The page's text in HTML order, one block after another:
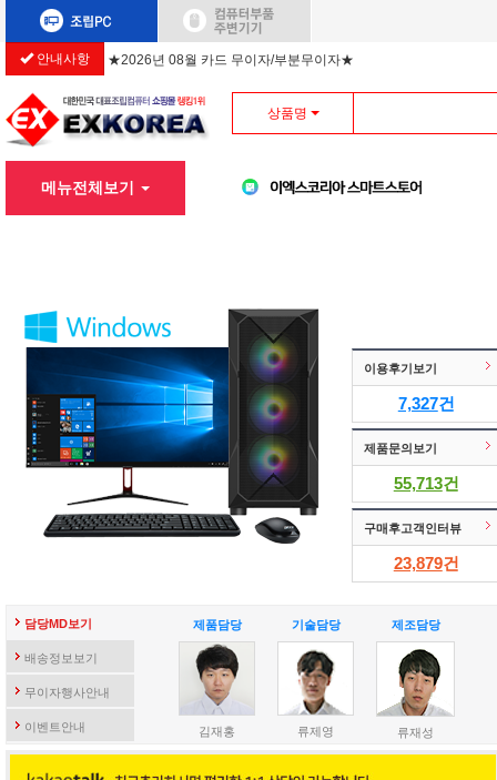
안내사항 ★2026년 08월 카드 무이자/부분무이자★
상품명
메뉴전체보기
이용후기보기
7,327건
제품문의보기
55,713건
구매후고객인터뷰
23,879건
담당MD보기
배송정보보기
무이자행사안내
이벤트안내
제품담당
김재홍
기술담당
류제영
제조담당
류재성